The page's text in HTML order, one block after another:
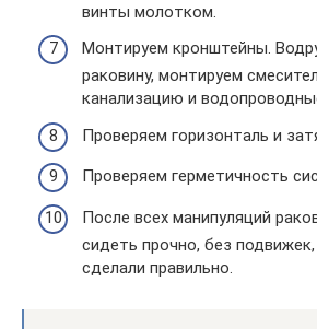
винты молотком.
Монтируем кронштейны.
раковину, монтируем
канализацию и
Проверяем горизонталь и
Проверяем герметичность
После всех манипуляций
сидеть прочно, без
сделали правильно.